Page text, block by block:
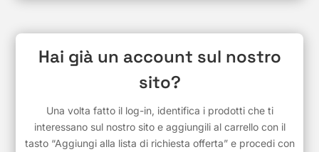
Hai già un account sul nostro
sito?
Una volta fatto il log-in, identifica i prodotti che ti
interessano sul nostro sito e aggiungili al carrello con il
tasto “Aggiungi alla lista di richiesta offerta” e procedi con